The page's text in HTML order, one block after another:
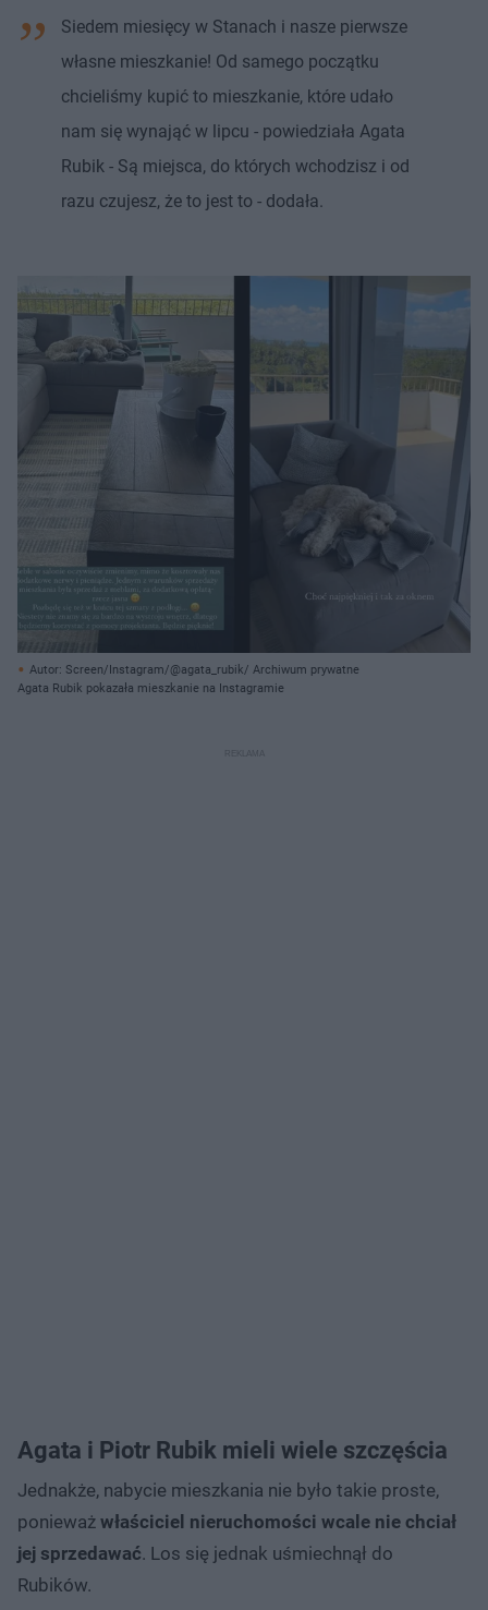
Siedem miesięcy w Stanach i nasze pierwsze
własne mieszkanie! Od samego początku
chcieliśmy kupić to mieszkanie, które udało
nam się wynająć w lipcu - powiedziała Agata
Rubik - Są miejsca, do których wchodzisz i od
razu czujesz, że to jest to - dodała.
Autor: Screen/Instagram/@agata_rubik/ Archiwum prywatne
Agata Rubik pokazała mieszkanie na Instagramie
Agata i Piotr Rubik mieli wiele szczęścia
Jednakże, nabycie mieszkania nie było takie proste,
ponieważ właściciel nieruchomości wcale nie chciał
jej sprzedawać. Los się jednak uśmiechnął do
Rubików.